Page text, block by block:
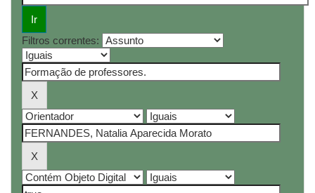
Filtros correntes: